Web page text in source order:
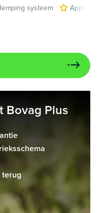
systeem
Apple
Bovag Plus
terug